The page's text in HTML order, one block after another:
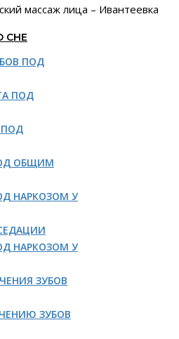
массаж лица – Ивантеевка
СНЕ
ПОД
ПОД
ПОД
ОБЩИМ
НАРКОЗОМ У
НАРКОЗОМ У
ЗУБОВ
ЗУБОВ